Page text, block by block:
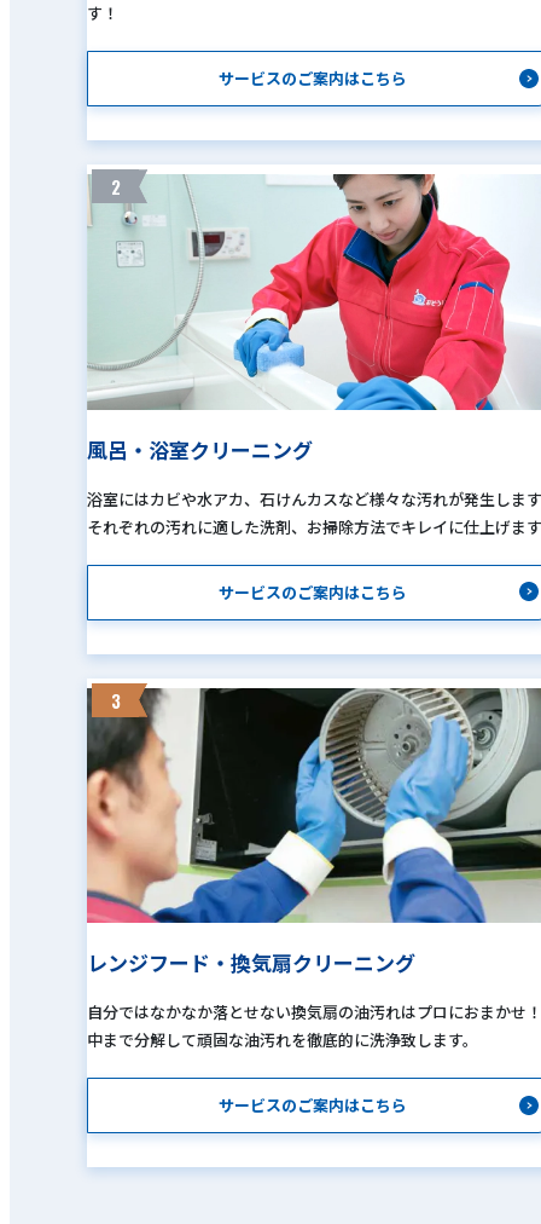
す！
サービスのご案内はこちら
2
風呂・浴室クリーニング
浴室にはカビや水アカ、石けんカスなど様々な汚れが発生しま
それぞれの汚れに適した洗剤、お掃除方法でキレイに仕上げま
サービスのご案内はこちら
3
レンジフード・換気扇クリーニング
自分ではなかなか落とせない換気扇の油汚れはプロにおまかせ！
中まで分解して頑固な油汚れを徹底的に洗浄致します。
サービスのご案内はこちら